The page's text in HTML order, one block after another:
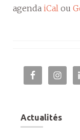
agenda iCal ou
Actualités